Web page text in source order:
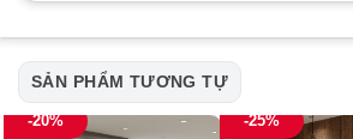
SẢN PHẨM TƯƠNG TỰ
-20% -25%